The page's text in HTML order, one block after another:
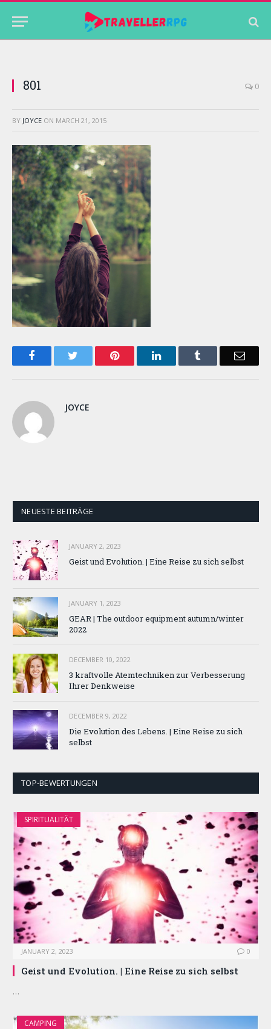
801 0
BY JOYCE ON MARCH 21, 2015
Facebook Pinterest LinkedIn Email
JOYCE
NEUESTE BEITRÄGE
JANUARY 2, 2023
Geist und Evolution. | Eine Reise zu sich selbst
JANUARY 1, 2023
GEAR | The outdoor equipment autumn/winter
2022
DECEMBER 10, 2022
3 kraftvolle Atemtechniken zur Verbesserung
Ihrer Denkweise
DECEMBER 9, 2022
Die Evolution des Lebens. | Eine Reise zu sich
selbst
TOP-BEWERTUNGEN
SPIRITUALITÄT
JANUARY 2, 2023 0
Geist und Evolution. | Eine Reise zu sich selbst
…
CAMPING